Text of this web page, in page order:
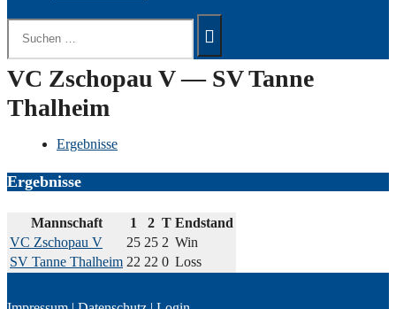
Suchen
nach:
VC Zschopau V — SV Tanne
Thalheim
Ergebnisse
Ergebnisse
Mannschaft 1 2 T Endstand
VC Zschopau V
25 25 2 Win
SV Tanne Thalheim 22 22 0 Loss